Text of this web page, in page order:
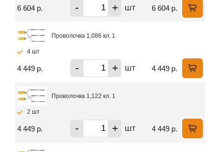
6 604 р. - + шт 6 604 р.
Проволочка 1,086 кл. 1
4 шт
4 449 р. - + шт 4 449 р.
Проволочка 1,122 кл. 1
2 шт
4 449 р. - + шт 4 449 р.